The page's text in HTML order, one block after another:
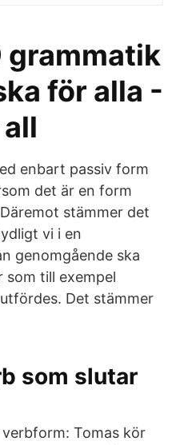
grammatik
för alla -
enbart passiv form
det är en form
stämmer det
vi i en
genomgående ska
som till exempel
Det stämmer
som slutar
Tomas kör